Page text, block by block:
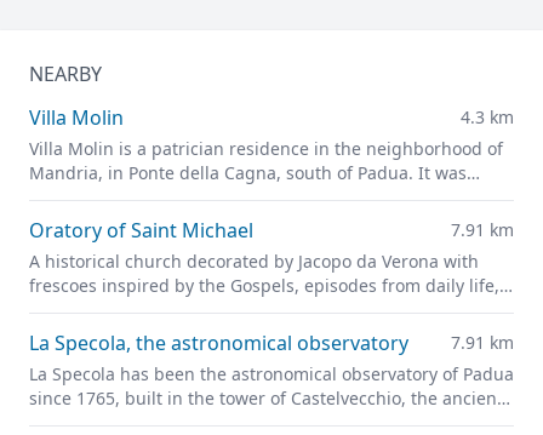
NEARBY
Villa Molin
4.3 km
Villa Molin is a patrician residence in the neighborhood of
Mandria, in Ponte della Cagna, south of Padua. It was
designed for Nicolò Molin, a Venetian noble, by Vincenzo
Scamozzi and completed in 1597.
Oratory of Saint Michael
7.91 km
A historical church decorated by Jacopo da Verona with
frescoes inspired by the Gospels, episodes from daily life,
and portraits of leading figures of fourteenth-century
Padua
La Specola, the astronomical observatory
7.91 km
La Specola has been the astronomical observatory of Padua
since 1765, built in the tower of Castelvecchio, the ancient
castle of the city and the pride of medieval Padua.